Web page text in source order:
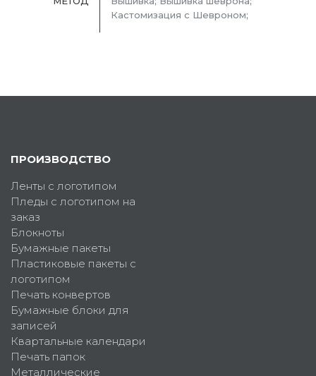
Кастомизация с Шевроном;
ПРОИЗВОДСТВО
Ленты с логотипом
Пледы с логотипом на
заказ
Блокноты
Бумажные пакеты
Пластиковые пакеты с
логотипом
Печать конвертов
Бумажные блоки для
записей
Квартальные календари
Печать папок
Металлические